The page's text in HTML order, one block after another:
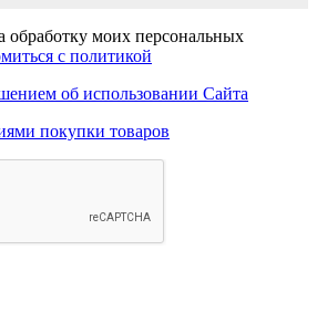
обработку моих персональных
с политикой
об использовании Сайта
покупки товаров